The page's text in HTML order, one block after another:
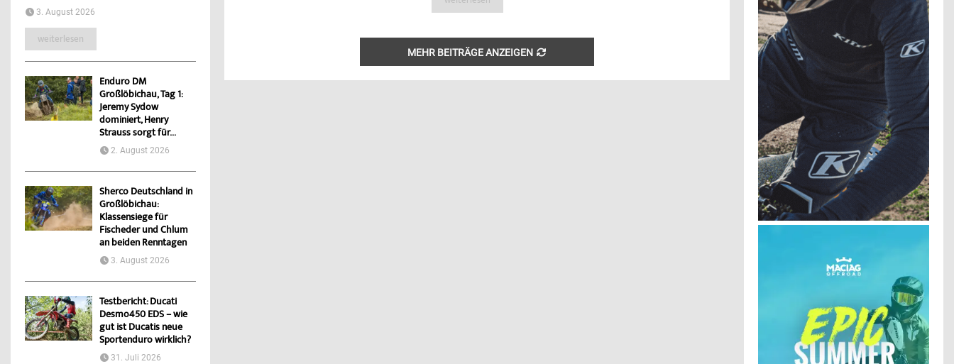
MEHR BEITRÄGE ANZEIGEN
3. August 2026
weiterlesen
Enduro DM
Großlöbichau, Tag 1:
Jeremy Sydow
dominiert, Henry
Strauss sorgt für...
2. August 2026
Sherco Deutschland in
Großlöbichau:
Klassensiege für
Fischeder und Chlum
an beiden Renntagen
3. August 2026
Testbericht: Ducati
Desmo450 EDS – wie
gut ist Ducatis neue
Sportenduro wirklich?
31. Juli 2026